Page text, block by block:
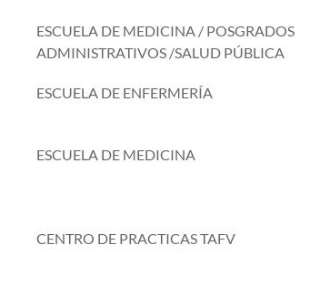
ESCUELA DE MEDICINA / POSGRADOS
ADMINISTRATIVOS /SALUD PÚBLICA
ESCUELA DE ENFERMERÍA
ESCUELA DE MEDICINA
CENTRO DE PRACTICAS TAFV